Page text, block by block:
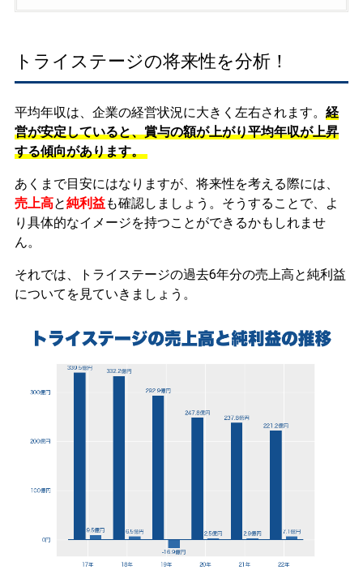
トライステージの将来性を分析！
平均年収は、企業の経営状況に大きく左右されます。 経
営が安定していると、賞与の額が上がり平均年収が上昇
する傾向があります。
あくまで目安にはなりますが、将来性を考える際には、
売上高と純利益も確認しましょう。そうすることで、よ
り具体的なイメージを持つことができるかもしれませ
ん。
それでは、トライステージの過去6年分の売上高と純利益
についてを見ていきましょう。